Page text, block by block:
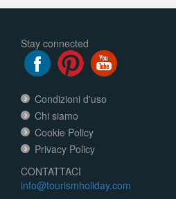
Stay connected
Condizioni d'uso
Chi siamo
Cookie Policy
Privacy Policy
CONTATTACI
info@tourismholiday.com